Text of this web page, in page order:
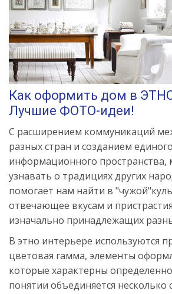
Как оформить дом в
Лучшие ФОТО-идеи!
С расширением коммуникаций
разных стран и созданием единого
информационного пространства,
узнавать о традициях других
помогает нам найти в
отвечающее вкусам и
изначально принадлежащих
В этно интерьере используются
цветовая гамма, элементы
которые характерны
понятии объединяется несколько